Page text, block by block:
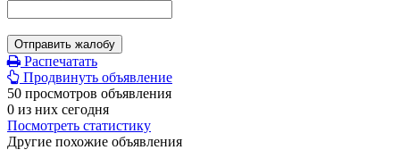
Отправить жалобу
Распечатать
Продвинуть объявление
50 просмотров объявления
0 из них сегодня
Посмотреть статистику
Другие похожие объявления